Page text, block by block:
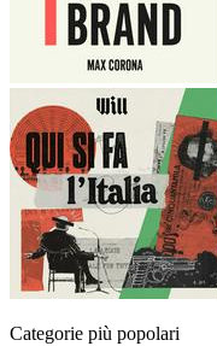
Categorie più popolari